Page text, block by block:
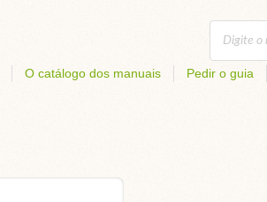
O catálogo dos manuais Pedir o guia